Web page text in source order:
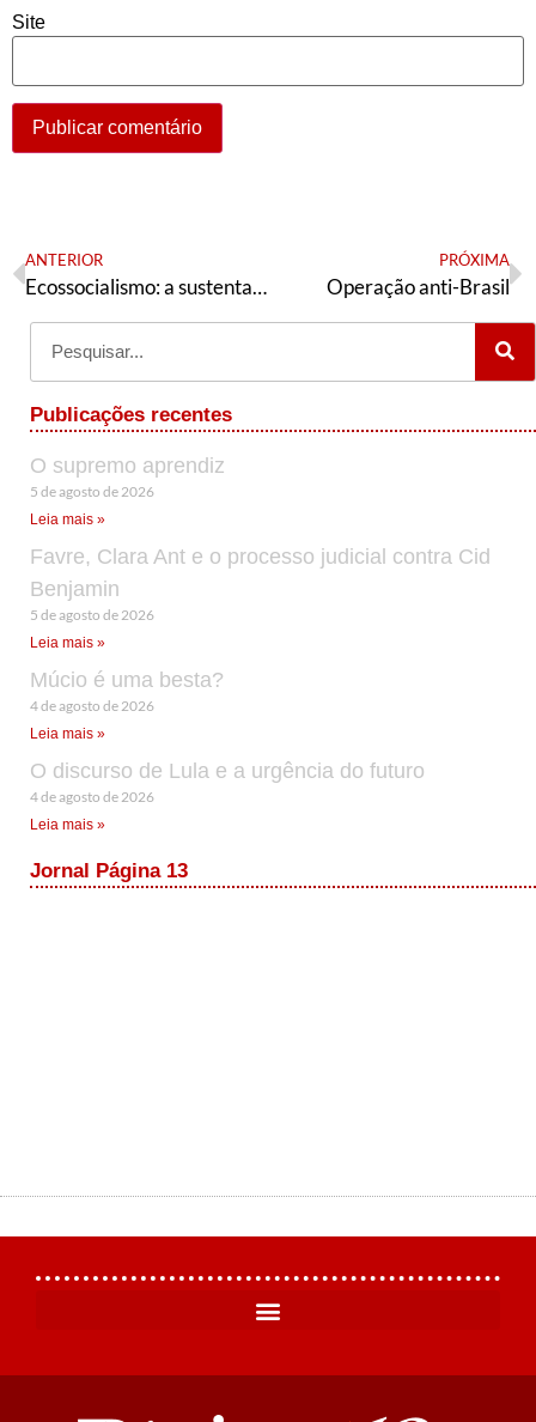
Site
ANTERIOR
Ecossocialismo: a sustentabilidade de esquerda
PRÓXIMA
Operação anti-Brasil
Publicações recentes
O supremo aprendiz
5 de agosto de 2026
Leia mais »
Favre, Clara Ant e o processo judicial contra Cid
Benjamin
5 de agosto de 2026
Leia mais »
Múcio é uma besta?
4 de agosto de 2026
Leia mais »
O discurso de Lula e a urgência do futuro
4 de agosto de 2026
Leia mais »
Jornal Página 13